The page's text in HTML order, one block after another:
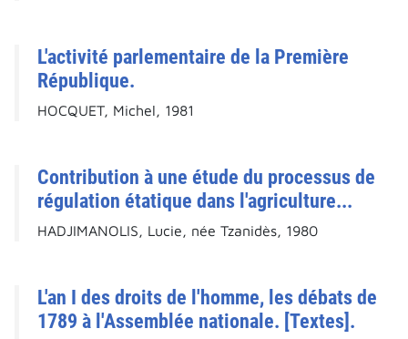
L'activité parlementaire de la Première
République.
HOCQUET, Michel, 1981
Contribution à une étude du processus de
régulation étatique dans l'agriculture...
HADJIMANOLIS, Lucie, née Tzanidès, 1980
L'an I des droits de l'homme, les débats de
1789 à l'Assemblée nationale. [Textes].